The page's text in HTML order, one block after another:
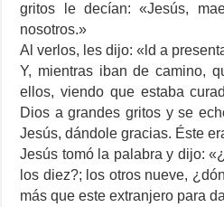
gritos le decían: «Jesús,
nosotros.»
Al verlos, les dijo: «ld a
Y, mientras iban de camino,
ellos, viendo que estaba
Dios a grandes gritos y se
Jesús, dándole gracias. Éste
Jesús tomó la palabra y dijo:
los diez?; los otros nueve,
más que este extranjero para